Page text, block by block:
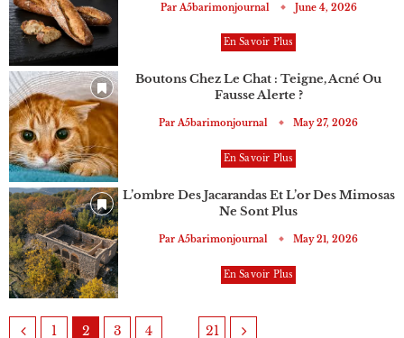
Par A5barimonjournal June 4, 2026
En Savoir Plus
Boutons Chez Le Chat : Teigne, Acné Ou
Fausse Alerte ?
Par A5barimonjournal May 27, 2026
En Savoir Plus
L’ombre Des Jacarandas Et L’or Des Mimosas
Ne Sont Plus
Par A5barimonjournal May 21, 2026
En Savoir Plus
1 2 3 4 21